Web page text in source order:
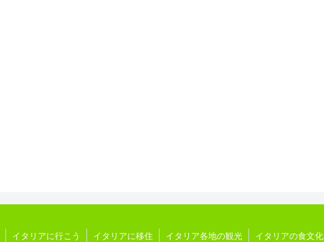
イタリアに行こう イタリアに移住 イタリア各地の観光 イタリアの食文化